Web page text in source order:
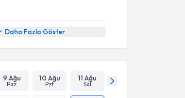
Daha Fazla Göster
9 Ağu
Paz
10 Ağu
Pzt
11 Ağu
Sal